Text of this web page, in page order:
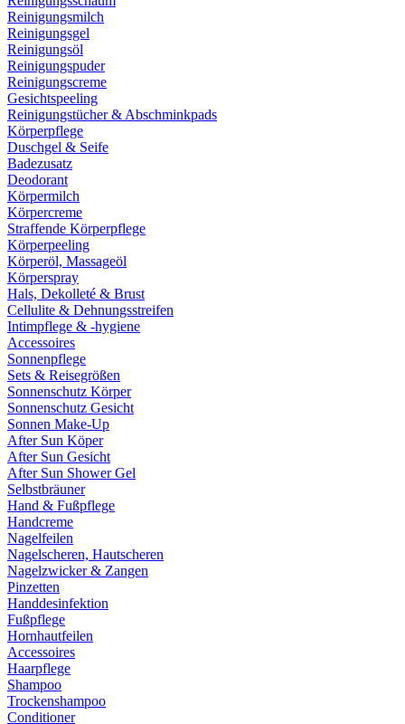
Reinigungsmilch
Reinigungsgel
Reinigungsöl
Reinigungspuder
Reinigungscreme
Gesichtspeeling
Reinigungstücher & Abschminkpads
Körperpflege
Duschgel & Seife
Badezusatz
Deodorant
Körpermilch
Körpercreme
Straffende Körperpflege
Körperpeeling
Körperöl, Massageöl
Körperspray
Hals, Dekolleté & Brust
Cellulite & Dehnungsstreifen
Intimpflege & -hygiene
Accessoires
Sonnenpflege
Sets & Reisegrößen
Sonnenschutz Körper
Sonnenschutz Gesicht
Sonnen Make-Up
After Sun Köper
After Sun Gesicht
After Sun Shower Gel
Selbstbräuner
Hand & Fußpflege
Handcreme
Nagelfeilen
Nagelscheren, Hautscheren
Nagelzwicker & Zangen
Pinzetten
Handdesinfektion
Fußpflege
Hornhautfeilen
Accessoires
Haarpflege
Shampoo
Trockenshampoo
Conditioner